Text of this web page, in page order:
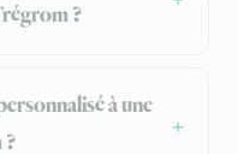
?
à une